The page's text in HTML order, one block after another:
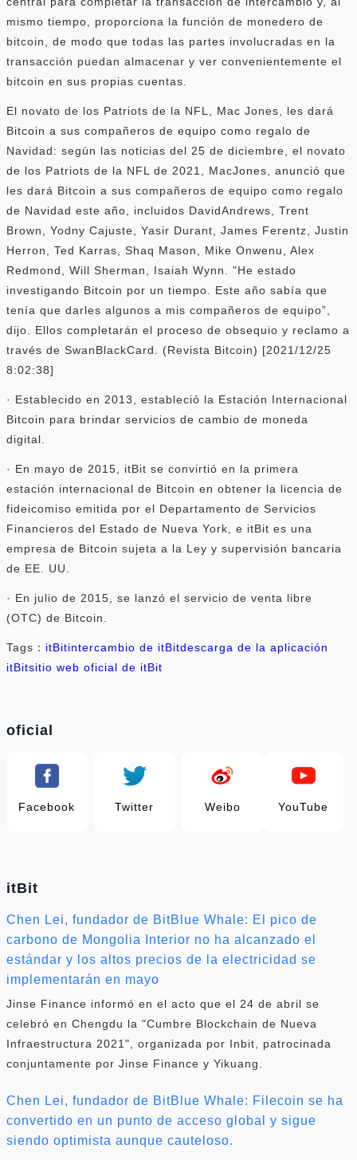
mismo tiempo, proporciona la función de monedero de
bitcoin, de modo que todas las partes involucradas en la
transacción puedan almacenar y ver convenientemente el
bitcoin en sus propias cuentas.
El novato de los Patriots de la NFL, Mac Jones, les dará
Bitcoin a sus compañeros de equipo como regalo de
Navidad: según las noticias del 25 de diciembre, el novato
de los Patriots de la NFL de 2021, MacJones, anunció que
les dará Bitcoin a sus compañeros de equipo como regalo
de Navidad este año, incluidos DavidAndrews, Trent
Brown, Yodny Cajuste, Yasir Durant, James Ferentz, Justin
Herron, Ted Karras, Shaq Mason, Mike Onwenu, Alex
Redmond, Will Sherman, Isaiah Wynn. "He estado
investigando Bitcoin por un tiempo. Este año sabía que
tenía que darles algunos a mis compañeros de equipo”,
dijo. Ellos completarán el proceso de obsequio y reclamo a
través de SwanBlackCard. (Revista Bitcoin) [2021/12/25
8:02:38]
· Establecido en 2013, estableció la Estación Internacional
Bitcoin para brindar servicios de cambio de moneda
digital.
· En mayo de 2015, itBit se convirtió en la primera
estación internacional de Bitcoin en obtener la licencia de
fideicomiso emitida por el Departamento de Servicios
Financieros del Estado de Nueva York, e itBit es una
empresa de Bitcoin sujeta a la Ley y supervisión bancaria
de EE. UU.
· En julio de 2015, se lanzó el servicio de venta libre
(OTC) de Bitcoin.
Tags： itBitintercambio de itBitdescarga de la aplicación
itBitsitio web oficial de itBit
oficial
Facebook Twitter Weibo YouTube
itBit
Chen Lei, fundador de BitBlue Whale: El pico de
carbono de Mongolia Interior no ha alcanzado el
estándar y los altos precios de la electricidad se
implementarán en mayo
Jinse Finance informó en el acto que el 24 de abril se
celebró en Chengdu la "Cumbre Blockchain de Nueva
Infraestructura 2021", organizada por Inbit, patrocinada
conjuntamente por Jinse Finance y Yikuang.
Chen Lei, fundador de BitBlue Whale: Filecoin se ha
convertido en un punto de acceso global y sigue
siendo optimista aunque cauteloso.